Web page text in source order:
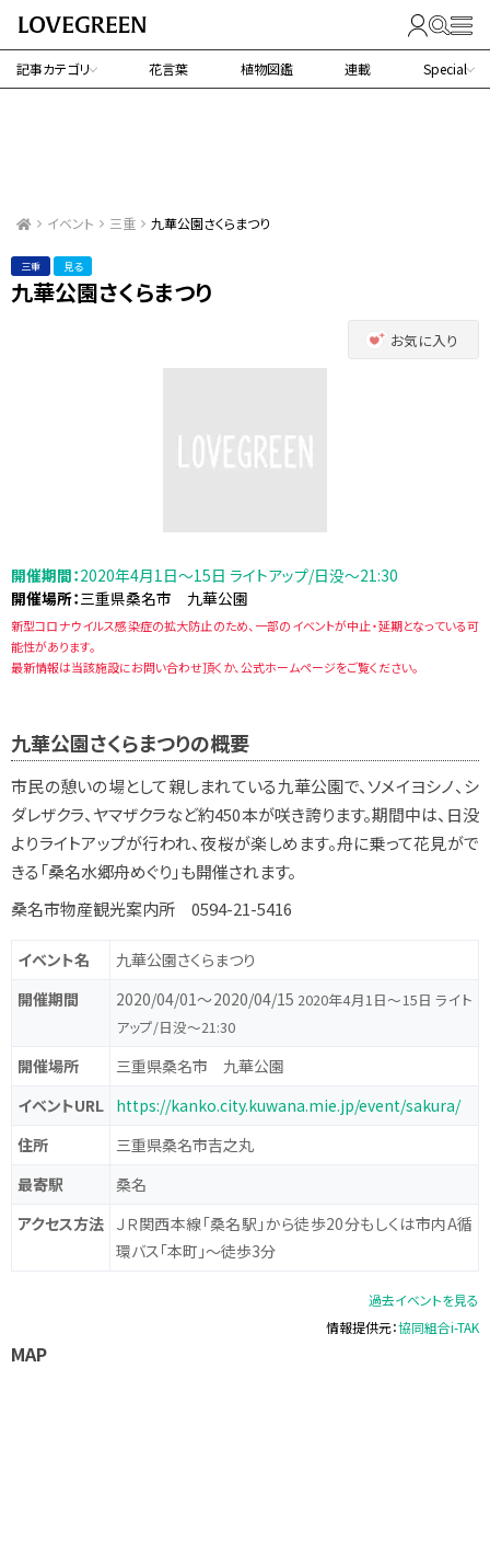
記事カテゴリ 花言葉 植物図鑑 連載 Special
イベント 三重 九華公園さくらまつり
三重 見る
九華公園さくらまつり
お気に入り
開催期間：2020年4月1日～15日 ライトアップ/日没～21:30
開催場所：三重県桑名市 九華公園
新型コロナウイルス感染症の拡大防止のため、一部のイベントが中止・延期となっている可
能性があります。
最新情報は当該施設にお問い合わせ頂くか、公式ホームページをご覧ください。
九華公園さくらまつりの概要
市民の憩いの場として親しまれている九華公園で、ソメイヨシノ、シ
ダレザクラ、ヤマザクラなど約450本が咲き誇ります。期間中は、日没
よりライトアップが行われ、夜桜が楽しめます。舟に乗って花見がで
きる「桑名水郷舟めぐり」も開催されます。
桑名市物産観光案内所 0594-21-5416
イベント名
九華公園さくらまつり
開催期間
2020/04/01〜2020/04/15 2020年4月1日～15日 ライト
アップ/日没～21:30
開催場所
三重県桑名市 九華公園
イベントURL https://kanko.city.kuwana.mie.jp/event/sakura/
住所
三重県桑名市吉之丸
最寄駅
桑名
アクセス方法 ＪＲ関西本線「桑名駅」から徒歩20分もしくは市内A循
環バス「本町」～徒歩3分
過去イベントを見る
情報提供元：協同組合i-TAK
MAP